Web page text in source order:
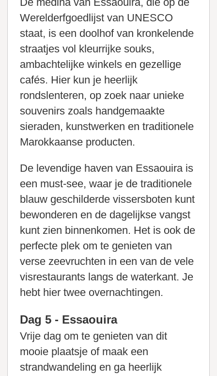
Werelderfgoedlijst van UNESCO
staat, is een doolhof van kronkelende
straatjes vol kleurrijke souks,
ambachtelijke winkels en gezellige
cafés. Hier kun je heerlijk
rondslenteren, op zoek naar unieke
souvenirs zoals handgemaakte
sieraden, kunstwerken en traditionele
Marokkaanse producten.
De levendige haven van Essaouira is
een must-see, waar je de traditionele
blauw geschilderde vissersboten kunt
bewonderen en de dagelijkse vangst
kunt zien binnenkomen. Het is ook de
perfecte plek om te genieten van
verse zeevruchten in een van de vele
visrestaurants langs de waterkant. Je
hebt hier twee overnachtingen.
Dag 5 - Essaouira
Vrije dag om te genieten van dit
mooie plaatsje of maak een
strandwandeling en ga heerlijk